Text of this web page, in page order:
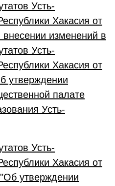
Усть-
Хакасия от
изменений в
Усть-
Хакасия от
утверждении
палате
Усть-
Усть-
Хакасия от
утверждении